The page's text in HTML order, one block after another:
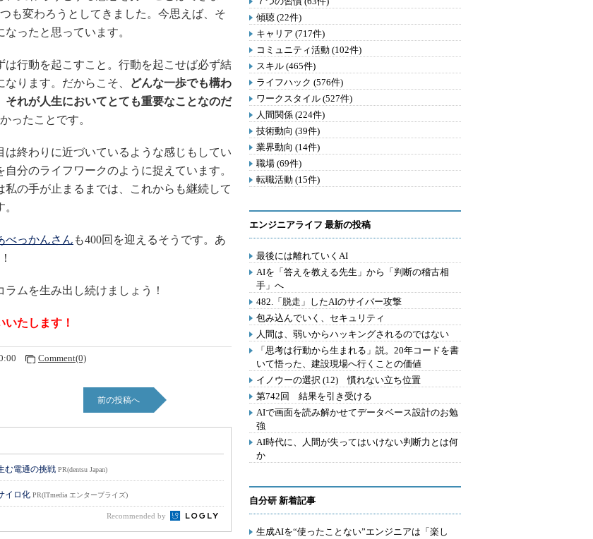
も変わろうとしてきました。今思えば、そ
ったと思っています。
行動を起こすこと。行動を起こせば必ず結
ります。だからこそ、
どんな一歩でも構わ
れが人生においてとても重要なことなのだ
ったことです。
終わりに近づいているような感じもしてい
分のライフワークのように捉えています。
の手が止まるまでは、これからも継続して
べっかんさん も400回を迎えるそうです。あ
ムを生み出し続けましょう！
たします！
Comment(0)
前の投稿へ
む電通の挑戦 PR(dentsu Japan)
イロ化 PR(ITmedia エンタープライズ)
Recommended by
傾聴 (22件)
キャリア (717件)
コミュニティ活動 (102件)
スキル (465件)
ライフハック (576件)
ワークスタイル (527件)
人間関係 (224件)
技術動向 (39件)
業界動向 (14件)
職場 (69件)
転職活動 (15件)
エンジニアライフ 最新の投稿
最後には離れていくAI
AIを「答えを教える先生」から「判断の稽古相
手」へ
482.「脱走」したAIのサイバー攻撃
包み込んでいく、セキュリティ
人間は、弱いからハッキングされるのではない
「思考は行動から生まれる」説。20年コードを書
いて悟った、建設現場へ行くことの価値
イノウーの選択 (12) 慣れない立ち位置
第742回 結果を引き受ける
AIで画面を読み解かせてデータベース設計のお勉
強
AI時代に、人間が失ってはいけない判断力とは何
か
自分研 新着記事
生成AIを“使ったことない”エンジニアは「楽し